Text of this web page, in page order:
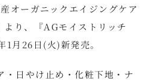
オーガニックエイジングケア
り、『AGモイストリッチ
月26日(火)新発売。
・日やけ止め・化粧下地・ナ